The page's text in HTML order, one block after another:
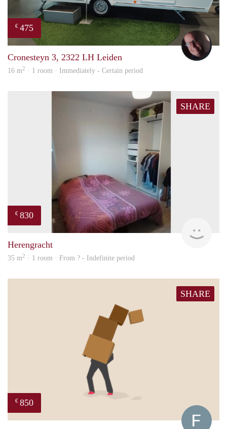
€ 475
Cronesteyn 3, 2322 LH Leiden
16 m2 · 1 room · Immediately - Certain period
SHARE
€ 830
Herengracht
35 m2 · 1 room · From ? - Indefinite period
SHARE
€ 850